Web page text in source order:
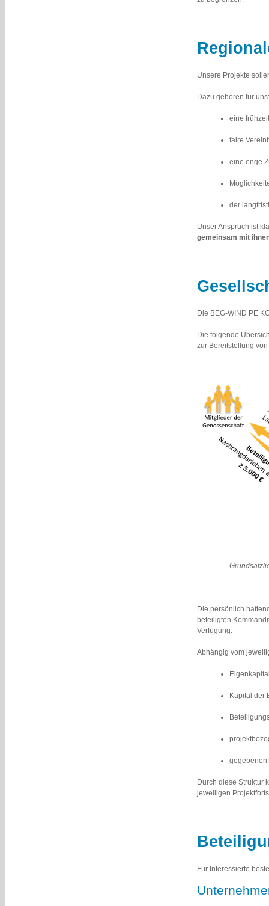
Unsere Projekte
Dazu gehören für uns:
eine
faire
eine enge
der
Unser Anspruch ist
gemeinsam mit
Die BEG-WIND PE
Die folgende
zur Bereitstellung
Die persönlich
beteiligten
Verfügung.
Abhängig vom
Kapital der
Durch diese Struktur
jeweiligen
Für Interessierte